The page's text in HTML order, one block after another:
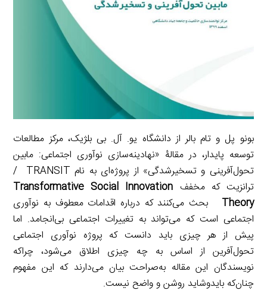
بونو پل و تام بالر از دانشگاه یو. آل. بی بلژیک، مرکز مطالعات
توسعه پایدار، در مقالۀ «نهادینه‌سازی نوآوری اجتماعی: مابین
تحول‌آفرینی و تسخیرشدگی» از پروژه‌ای به نام TRANSIT /
ترانزیت که مخفف Transformative Social Innovation
Theory بحث می‌کنند که درباره اقدامات معطوف به نوآوری
اجتماعی است که می‌تواند به تغییرات اجتماعی بی‌انجامد. اما
پیش از هر چیزی باید دانست که پروژه نوآوری اجتماعی
تحول‌آفرین از اساس به چه چیزی اطلاق می‌شود، چراکه
نویسندگان این مقاله به‌صراحت بیان می‌دارند که این مفهوم
چنان‌که بایدوشاید روشن و واضح نیست.